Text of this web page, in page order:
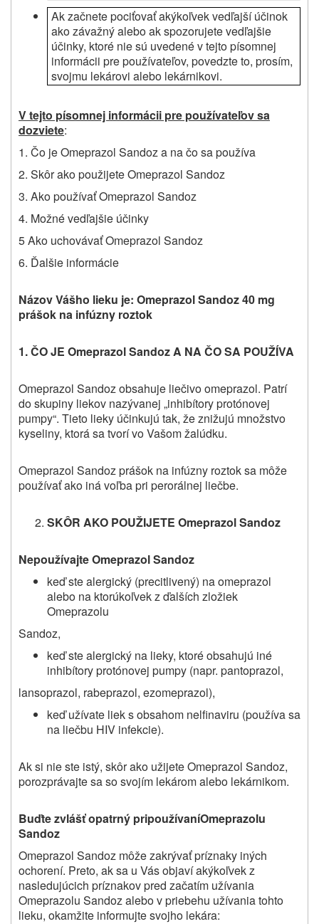
Ak začnete pociťovať akýkoľvek vedľajší účinok
ako závažný alebo ak spozorujete vedľajšie
účinky, ktoré nie sú uvedené v tejto písomnej
informácii pre používateľov, povedzte to, prosím,
svojmu lekárovi alebo lekárnikovi.
V tejto písomnej informácii pre používateľov sa
dozviete:
1. Čo jeOmeprazol Sandoza na čo sa používa
2. Skôr ako použijeteOmeprazol Sandoz
3. Ako používaťOmeprazol Sandoz
4. Možné vedľajšie účinky
5 Ako uchovávaťOmeprazol Sandoz
6. Ďalšie informácie
Názov Vášho lieku je: Omeprazol Sandoz 40 mg
prášok na infúzny roztok
1. ČO JE Omeprazol SandozA NA ČO SA POUŽÍVA
Omeprazol Sandoz obsahuje liečivo omeprazol. Patrí
do skupiny liekov nazývanej „inhibítory protónovej
pumpy“. Tieto lieky účinkujú tak, že znižujú množstvo
kyseliny, ktorá sa tvorí vo Vašom žalúdku.
Omeprazol Sandoz prášok na infúzny roztok sa môže
používať ako iná voľba pri perorálnej liečbe.
SKÔR AKO POUŽIJETE Omeprazol Sandoz
NepoužívajteOmeprazol Sandoz
keď ste alergický (precitlivený) na omeprazol
alebo na ktorúkoľvek z ďalších zložiek
Omeprazolu
Sandoz,
keď ste alergický na lieky, ktoré obsahujú iné
inhibítory protónovej pumpy (napr. pantoprazol,
lansoprazol, rabeprazol, ezomeprazol),
keď užívate liek s obsahom nelfinaviru (používa sa
na liečbu HIV infekcie).
Ak si nie ste istý, skôr ako užijete Omeprazol Sandoz,
porozprávajte sa so svojím lekárom alebo lekárnikom.
Buďte zvlášťopatrný pripoužívaníOmeprazolu
Sandoz
Omeprazol Sandoz môže zakrývať príznaky iných
ochorení. Preto, ak sa u Vás objaví akýkoľvek z
nasledujúcich príznakov pred začatím užívania
Omeprazolu Sandoz alebo v priebehu užívania tohto
lieku, okamžite informujte svojho lekára: